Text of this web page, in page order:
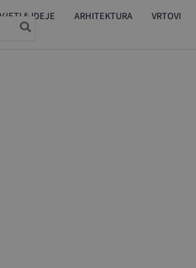
& IDEJE ARHITEKTURA VRTOVI